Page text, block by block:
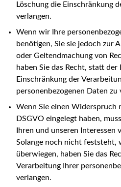
Löschung die Einschränkung
verlangen.
Wenn wir Ihre
benötigen, Sie sie jedoch zur
oder Geltendmachung von
haben Sie das Recht, statt der
Einschränkung der
personenbezogenen Daten zu
Wenn Sie einen Widerspruch
DSGVO eingelegt haben,
Ihren und unseren Interessen
Solange noch nicht feststeht,
überwiegen, haben Sie das
Verarbeitung Ihrer
verlangen.